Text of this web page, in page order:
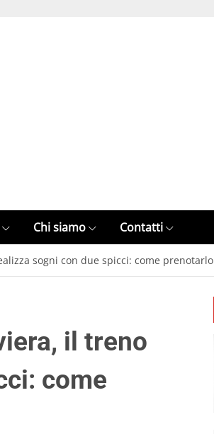
Chi siamo Contatti
sogni con due spicci: come prenotarlo
il treno
come